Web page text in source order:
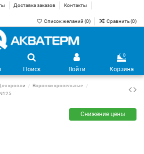
Доставка заказов
Контакты
Список желаний (0) Сравнить (0)
Поиск Войти
0
Корзина
кровли
Воронки кровельные
Снижение цены